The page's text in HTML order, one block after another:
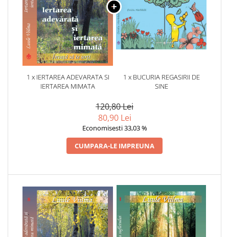
1 x IERTAREA ADEVARATA SI
IERTAREA MIMATA
1 x BUCURIA REGASIRII DE
SINE
120,80 Lei
80,90 Lei
Economisesti 33,03 %
CUMPARA-LE IMPREUNA